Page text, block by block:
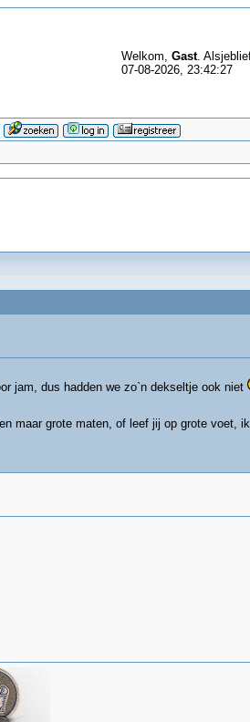
Welkom, Gast.
07-08-2026, 23:42:27
jam, dus hadden we zo`n dekseltje ook niet
maar grote maten, of leef jij op grote voet,